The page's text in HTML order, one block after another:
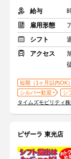
給与
雇用形態
シフト
アクセス
短期（1ヶ月以内OK）
シルバー歓迎
シ
タイムズモビリティ
ピザーラ 東光店